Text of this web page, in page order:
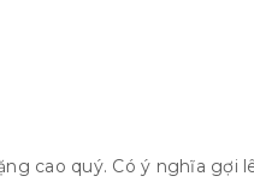
cao quý. Có ý nghĩa gợi